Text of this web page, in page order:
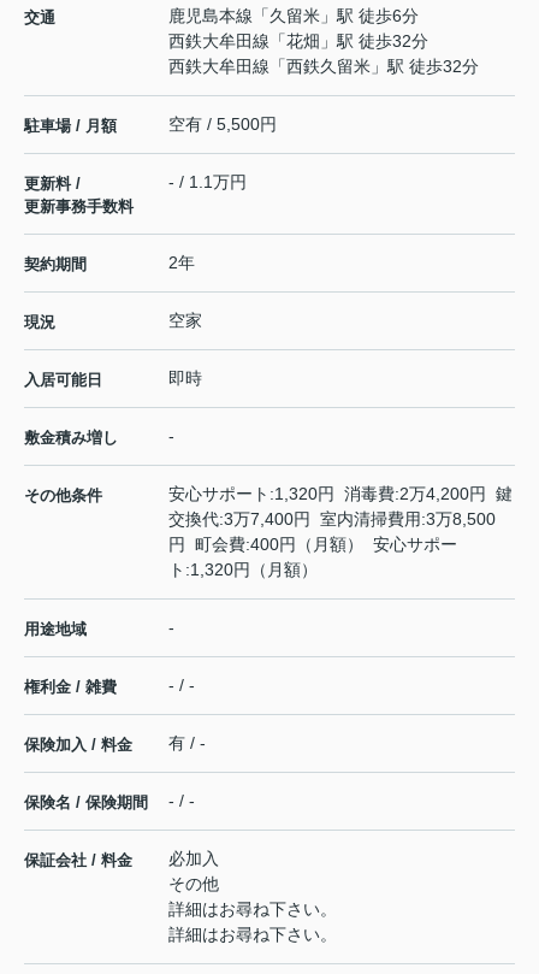
交通 鹿児島本線 「久留米 」駅 徒歩6分
西鉄大牟田線 「花畑 」駅 徒歩32分
西鉄大牟田線 「西鉄久留米 」駅 徒歩32分
駐車場 / 月額 空有 / 5,500円
更新料 /
更新事務手数料
- / 1.1万円
契約期間 2年
現況 空家
入居可能日 即時
敷金積み増し -
その他条件
安心サポート:1,320円 消毒費:2万4,200円 鍵
交換代:3万7,400円 室内清掃費用:3万8,500
円 町会費:400円（月額） 安心サポー
ト:1,320円（月額）
用途地域 -
権利金 / 雑費 - / -
保険加入 / 料金 有 / -
保険名 / 保険期間 - / -
保証会社 / 料金
必加入
その他
詳細はお尋ね下さい。
詳細はお尋ね下さい。